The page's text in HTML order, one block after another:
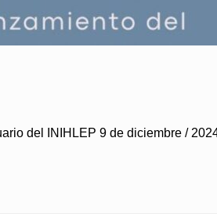
del INIHLEP 9 de diciembre /